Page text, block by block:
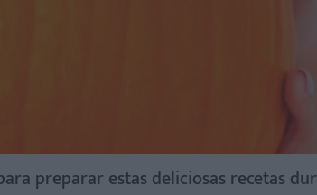
preparar estas deliciosas recetas